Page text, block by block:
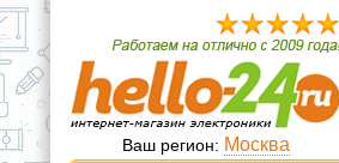
Ваш регион: Москва